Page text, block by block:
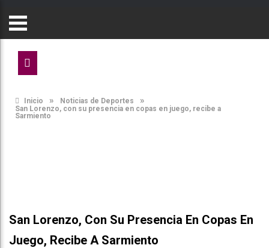
Inicio » Noticias de Deportes »
San Lorenzo, con su presencia en copas en juego, recibe a
Sarmiento
San Lorenzo, Con Su Presencia En Copas En
Juego, Recibe A Sarmiento